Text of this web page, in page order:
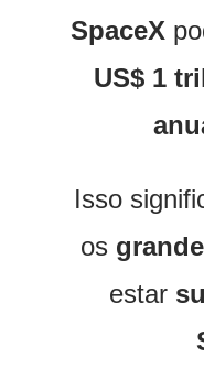
SpaceX
US$ 1
Isso
os
estar